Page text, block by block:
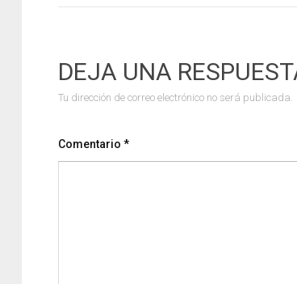
DEJA UNA
Tu dirección de correo electrónico no será publicada.
Comentario *